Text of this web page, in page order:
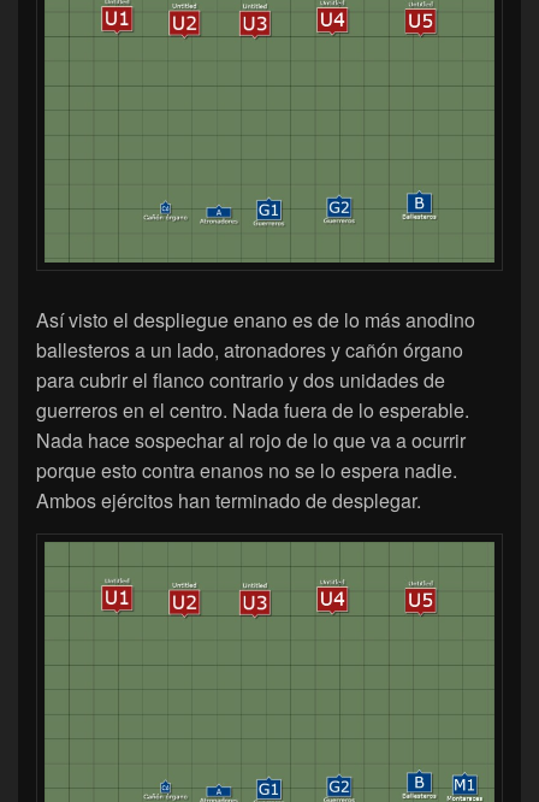
Así visto el despliegue enano es de lo más anodino
ballesteros a un lado, atronadores y cañón órgano
para cubrir el flanco contrario y dos unidades de
guerreros en el centro. Nada fuera de lo esperable.
Nada hace sospechar al rojo de lo que va a ocurrir
porque esto contra enanos no se lo espera nadie.
Ambos ejércitos han terminado de desplegar.